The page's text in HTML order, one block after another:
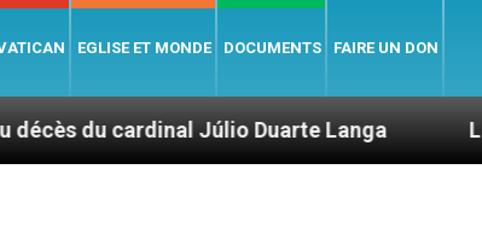
EGLISE ET MONDE DOCUMENTS FAIRE UN DON
Júlio Duarte Langa Le pape Léon